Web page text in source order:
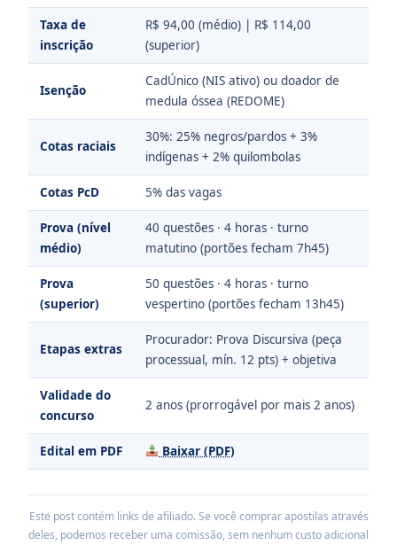
Taxa de
inscrição
R$ 94,00 (médio) | R$ 114,00
(superior)
Isenção
CadÚnico (NIS ativo) ou doador de
medula óssea (REDOME)
Cotas raciais
30%: 25% negros/pardos + 3%
indígenas + 2% quilombolas
Cotas PcD 5% das vagas
Prova (nível
médio)
40 questões · 4 horas · turno
matutino (portões fecham 7h45)
Prova
(superior)
50 questões · 4 horas · turno
vespertino (portões fecham 13h45)
Etapas extras
Procurador: Prova Discursiva (peça
processual, mín. 12 pts) + objetiva
Validade do
concurso
2 anos (prorrogável por mais 2 anos)
Edital em PDF Baixar (PDF)
Este post contém links de afiliado. Se você comprar apostilas através
deles, podemos receber uma comissão, sem nenhum custo adicional